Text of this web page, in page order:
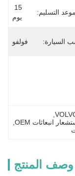
موعد التسليم:
يوم
السيارة: فولفو
وصف المنتج